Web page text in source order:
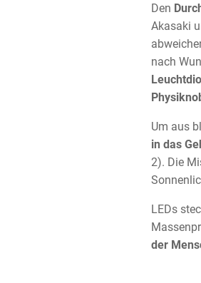
Den
Akasaki
nach
Um aus
in das
2). Die
LEDs
der